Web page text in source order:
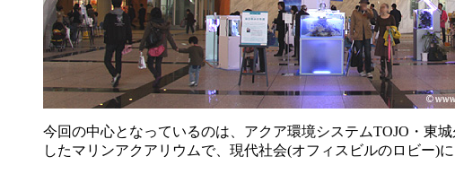
今回の中心となっているのは、アクア環境システムTOJO・東
したマリンアクアリウムで、現代社会(オフィスビルのロビー)